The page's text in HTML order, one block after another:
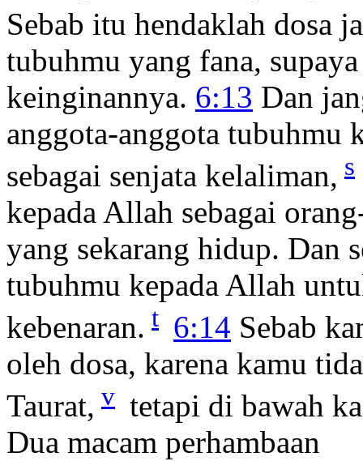
Sebab itu hendaklah dosa
tubuhmu yang fana,
keinginannya. 6:13 Dan
anggota-anggota tubuhmu
sebagai senjata kelaliman, s
kepada Allah sebagai
yang sekarang hidup. Dan
tubuhmu kepada Allah
kebenaran. t 6:14 Sebab
oleh dosa, karena kamu
Taurat, v tetapi di bawah
Dua macam perhambaan